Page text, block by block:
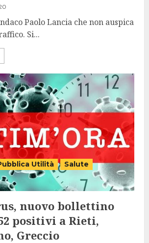
Paolo Lancia che non auspica
Si...
Utilità
Salute
nuovo bollettino
positivi a Rieti,
Greccio